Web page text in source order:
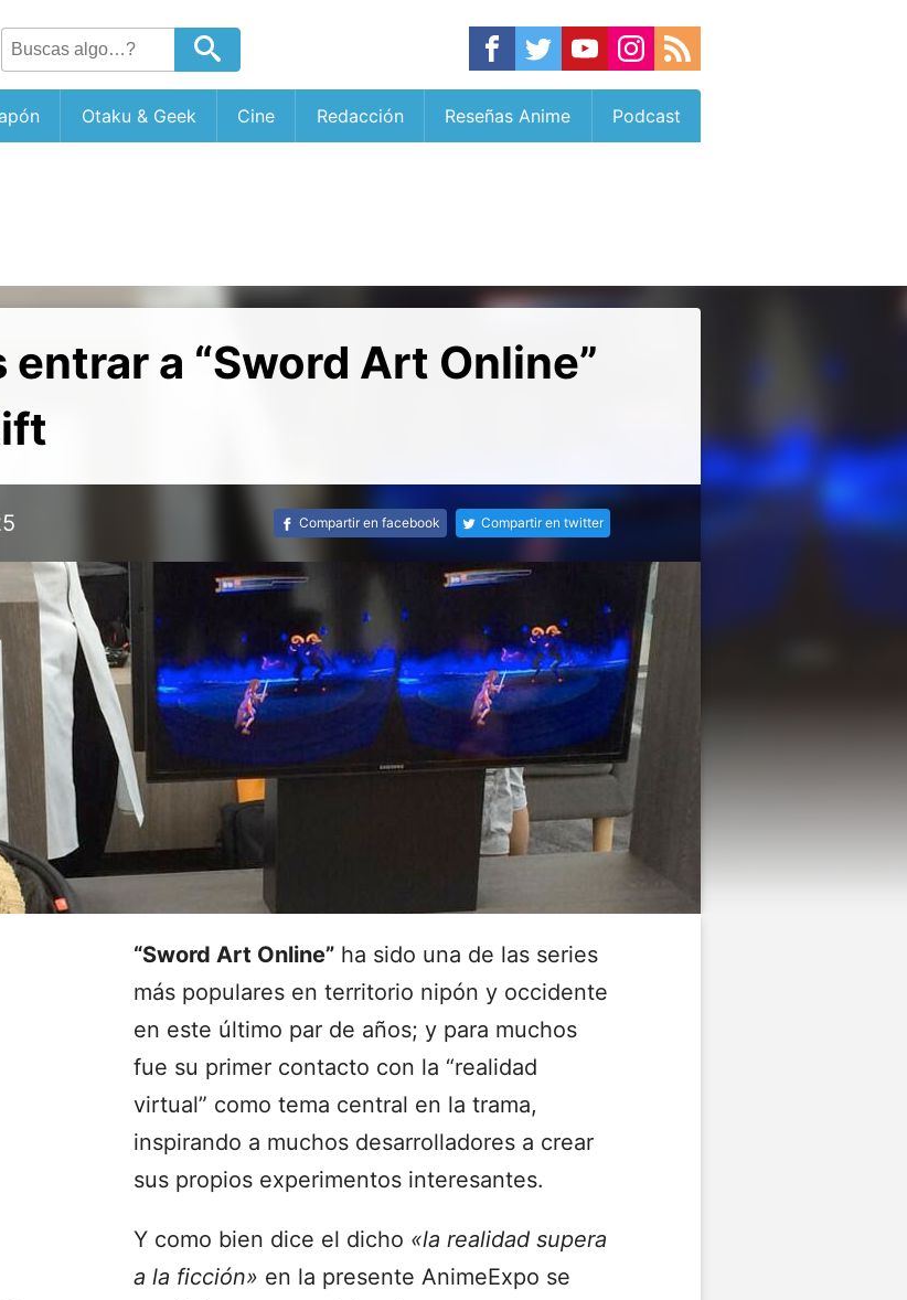
Otaku & Geek Cine Redacción Reseñas Anime Podcast
a “Sword Art Online”
Compartir en facebook Compartir en twitter
“Sword Art Online” ha sido una de las series
más populares en territorio nipón y occidente
en este último par de años; y para muchos
fue su primer contacto con la “realidad
virtual” como tema central en la trama,
inspirando a muchos desarrolladores a crear
sus propios experimentos interesantes.
Y como bien dice el dicho «la realidad supera
a la ficción» en la presente AnimeExpo se